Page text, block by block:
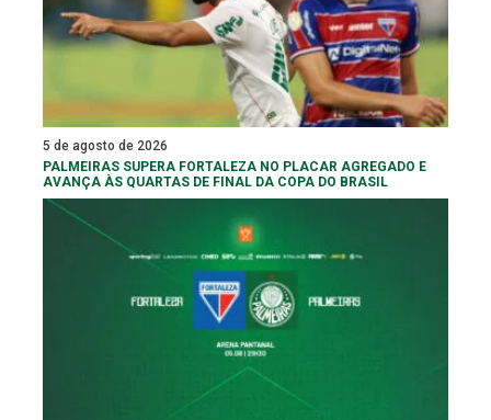
5 de agosto de 2026
PALMEIRAS SUPERA FORTALEZA NO PLACAR AGREGADO E
AVANÇA ÀS QUARTAS DE FINAL DA COPA DO BRASIL